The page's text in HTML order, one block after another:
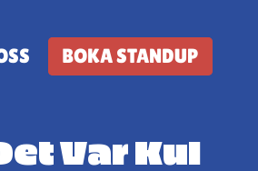
BOKA STANDUP
Var Kul